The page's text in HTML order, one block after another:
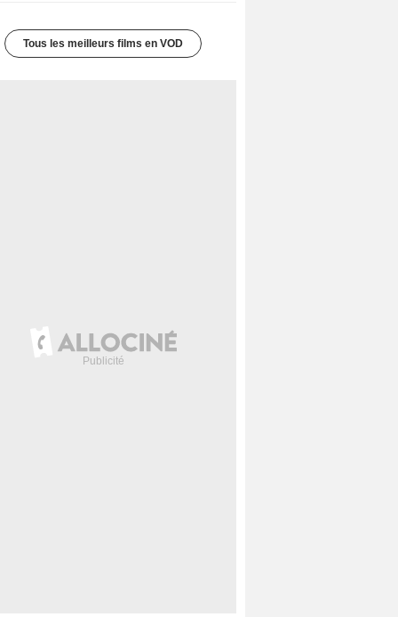
Tous les meilleurs films en VOD